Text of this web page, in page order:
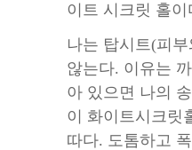
이트 시크릿 홀이
나는 탑시트(피
않는다. 이유는
아 있으면 나의
이 화이트시크릿
따다. 도톰하고